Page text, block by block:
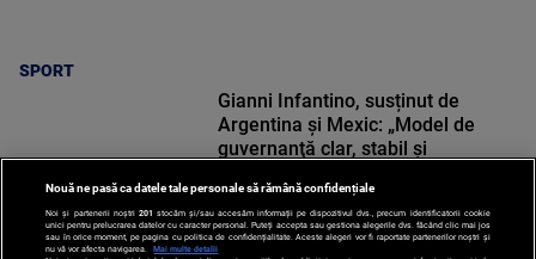
SPORT
Gianni Infantino, susținut de
Argentina şi Mexic: „Model de
guvernanţă clar, stabil şi
Nouă ne pasă ca datele tale personale să rămână confidențiale
Noi și partenerii noștri 201 stocăm și/sau accesăm informații pe dispozitivul dvs., precum identificatorii cookie
unici pentru prelucrarea datelor cu caracter personal. Puteți accepta sau gestiona alegerile dvs. făcând clic mai jos
sau în orice moment, pe pagina cu politica de confidențialitate. Aceste alegeri vor fi raportate partenerilor noștri și
nu vă vor afecta navigarea.
Mai multe detalii